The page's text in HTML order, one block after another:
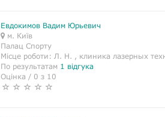
Евдокимов Вадим Юрьевич
м. Київ
Палац Спорту
Місце роботи: Л. Н. , клиника лазерных
По результатам 1 відгука
Оцінка / 0 з 10